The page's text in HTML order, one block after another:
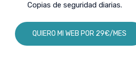
Copias de seguridad diarias.
QUIERO MI WEB POR 29€/MES